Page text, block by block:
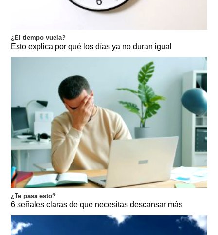
¿El tiempo vuela?
Esto explica por qué los días ya no duran igual
¿Te pasa esto?
6 señales claras de que necesitas descansar más